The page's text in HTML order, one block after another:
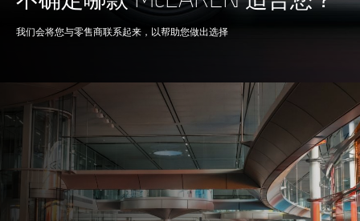
我们会将您与零售商联系起来，以帮助您做出选择